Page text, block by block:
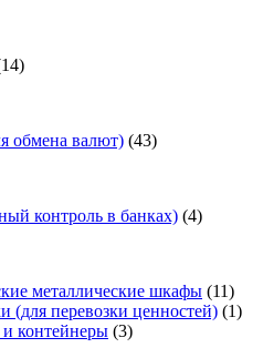
обмена валют) (43)
контроль в банках) (4)
металлические шкафы (11)
(для перевозки ценностей) (1)
контейнеры (3)